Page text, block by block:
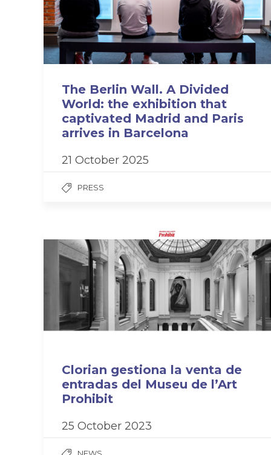
The Berlin Wall. A Divided
World: the exhibition that
captivated Madrid and Paris
arrives in Barcelona
21 October 2025
PRESS
Clorian gestiona la venta de
entradas del Museu de l’Art
Prohibit
25 October 2023
NEWS